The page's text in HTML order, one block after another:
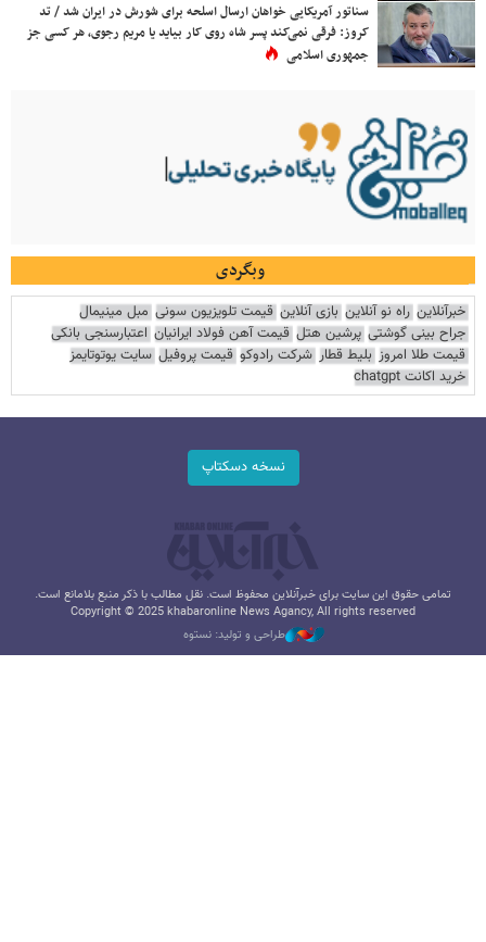
سناتور آمریکایی خواهان ارسال اسلحه برای شورش در ایران شد / تد
کروز: فرقی نمی‌کند پسر شاه روی کار بیاید یا مریم رجوی، هر کسی جز
جمهوری اسلامی
وبگردی
خبرآنلاین راه نو آنلاین بازی آنلاین قیمت تلویزیون سونی مبل مینیمال
جراح بینی گوشتی پرشین هتل قیمت آهن فولاد ایرانیان اعتبارسنجی بانکی
قیمت طلا امروز بلیط قطار شرکت رادوکو قیمت پروفیل سایت یوتوتایمز
خرید اکانت chatgpt
نسخه دسکتاپ
تمامی حقوق این سایت برای خبرآنلاین محفوظ است. نقل مطالب با ذکر منبع بلامانع است.
Copyright © 2025 khabaronline News Agancy, All rights reserved
طراحی و تولید: نستوه